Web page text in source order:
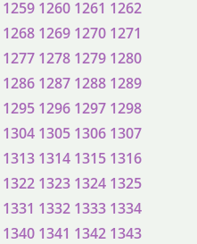
1259 1260 1261 1262
1268 1269 1270 1271
1277 1278 1279 1280
1286 1287 1288 1289
1295 1296 1297 1298
1304 1305 1306 1307
1313 1314 1315 1316
1322 1323 1324 1325
1331 1332 1333 1334
1340 1341 1342 1343